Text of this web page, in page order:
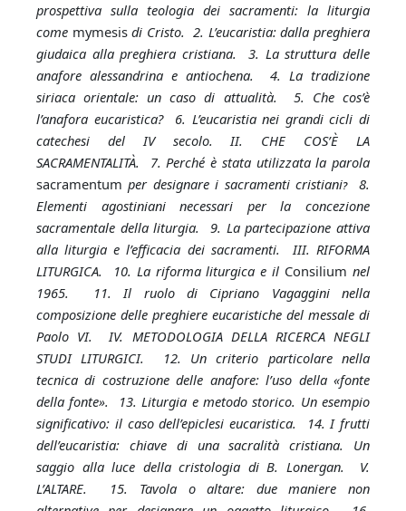
prospettiva sulla teologia dei sacramenti: la liturgia
come mymesisdi Cristo. 2. L’eucaristia: dalla preghiera
giudaica alla preghiera cristiana. 3. La struttura delle
anafore alessandrina e antiochena. 4. La tradizione
siriaca orientale: un caso di attualità. 5. Che cos’è
l’anafora eucaristica? 6. L’eucaristia nei grandi cicli di
catechesi del IV secolo. II. CHE COS’È LA
SACRAMENTALITÀ. 7.Perché è stata utilizzata la parola
sacramentum per designare i sacramenti cristiani?8.
Elementi agostiniani necessari per la concezione
sacramentale della liturgia. 9. La partecipazione attiva
alla liturgia e l’efficacia dei sacramenti. III. RIFORMA
LITURGICA.
10. La riforma liturgica e il Consilium nel
1965. 11. Il ruolo di Cipriano Vagaggini nella
composizione delle preghiere eucaristiche del messale di
Paolo VI. IV. METODOLOGIA DELLA RICERCA NEGLI
STUDI LITURGICI. 12. Un criterio particolare nella
tecnica di costruzione delle anafore: l’uso della «fonte
della fonte». 13. Liturgia e metodo storico. Un esempio
significativo: il caso dell’epiclesi eucaristica. 14. I frutti
dell’eucaristia: chiave di una sacralità cristiana. Un
saggio alla luce della cristologia di B. Lonergan. V.
L’ALTARE. 15. Tavola o altare: due maniere non